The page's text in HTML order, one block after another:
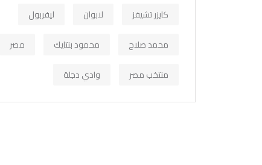
كايزر تشيفز
لابوان
ليفربول
محمد صلاح
محمود بنتايك
مصر
منتخب مصر
وادي دجلة